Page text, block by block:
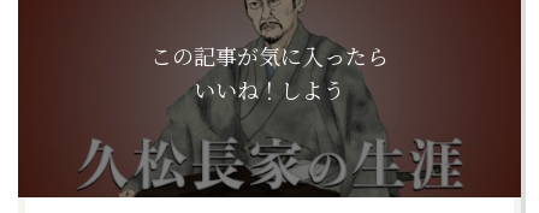
この記事が気に入ったら
いいね！しよう